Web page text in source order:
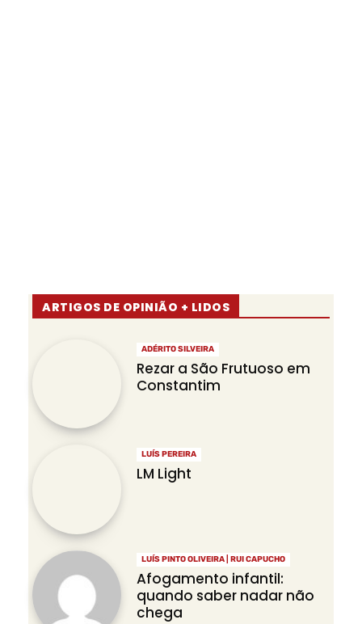
ARTIGOS DE OPINIÃO + LIDOS
ADÉRITO SILVEIRA
Rezar a São Frutuoso em
Constantim
LUÍS PEREIRA
LM Light
LUÍS PINTO OLIVEIRA | RUI CAPUCHO
Afogamento infantil:
quando saber nadar não
chega